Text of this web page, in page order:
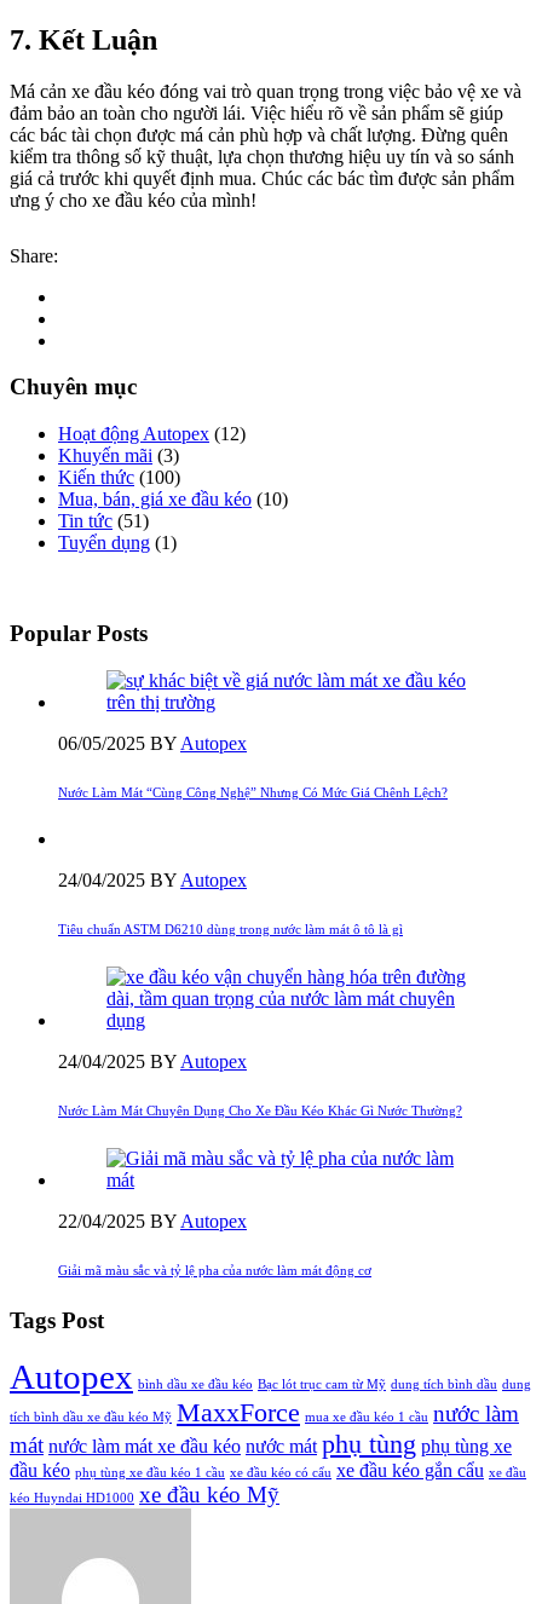
7. Kết Luận
Má cản xe đầu kéo đóng vai trò quan trọng trong việc bảo vệ xe và
đảm bảo an toàn cho người lái. Việc hiểu rõ về sản phẩm sẽ giúp
các bác tài chọn được má cản phù hợp và chất lượng. Đừng quên
kiểm tra thông số kỹ thuật, lựa chọn thương hiệu uy tín và so sánh
giá cả trước khi quyết định mua. Chúc các bác tìm được sản phẩm
ưng ý cho xe đầu kéo của mình!
Share:
Chuyên mục
Hoạt động Autopex (12)
Khuyến mãi (3)
Kiến thức (100)
Mua, bán, giá xe đầu kéo (10)
Tin tức (51)
Tuyển dụng (1)
Popular Posts
06/05/2025 BY Autopex
Nước Làm Mát “Cùng Công Nghệ” Nhưng Có Mức Giá Chênh Lệch?
24/04/2025 BYAutopex
Tiêu chuẩn ASTM D6210 dùng trong nước làm mát ô tô là gì
24/04/2025 BYAutopex
Nước Làm Mát Chuyên Dụng Cho Xe Đầu Kéo Khác Gì Nước Thường?
22/04/2025 BY Autopex
Giải mã màu sắc và tỷ lệ pha của nước làm mát động cơ
Tags Post
Autopex bình dầu xe đầu kéo Bạc lót trục cam từ Mỹ dung tích bình dầu dung
tích bình dầu xe đầu kéo Mỹ MaxxForce mua xe đầu kéo 1 cầu nước làm
mát nước làm mát xe đầu kéo nước mát phụ tùng phụ tùng xe
đầu kéo phụ tùng xe đầu kéo 1 cầu xe đầu kéo có cẩu xe đầu kéo gắn cẩu xe đầu
kéo Huyndai HD1000 xe đầu kéo Mỹ